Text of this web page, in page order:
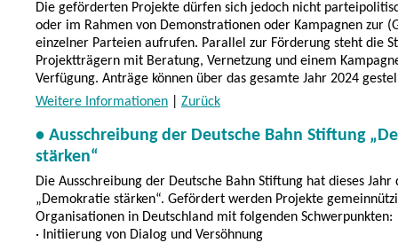
Die geförderten Projekte dürfen sich jedoch nicht
oder im Rahmen von Demonstrationen oder Kampagnen zur
einzelner Parteien aufrufen. Parallel zur Förderung steht die
Projektträgern mit Beratung, Vernetzung und einem
Verfügung. Anträge können über das gesamte Jahr 2024
Weitere Informationen
Zurück
• Ausschreibung der Deutsche Bahn Stiftung
stärken“
Die Ausschreibung der Deutsche Bahn Stiftung hat dieses Jahr
„Demokratie stärken“. Gefördert werden Projekte
Organisationen in Deutschland mit folgenden Schwerpunkten:
· Initiierung von Dialog und Versöhnung